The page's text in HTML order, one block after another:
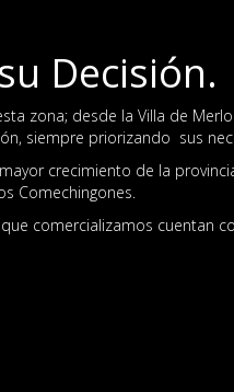
Decisión.
zona; desde la Villa de
siempre priorizando sus
crecimiento de la
Comechingones.
comercializamos cuentan